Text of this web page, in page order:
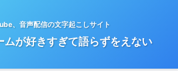
、音声配信の文字起こしサイト
ムが好きすぎて語らずをえない